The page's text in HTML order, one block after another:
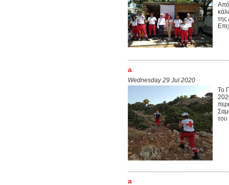
Από
της
a
Wednesday 29 Jul 2020
Το
του
a